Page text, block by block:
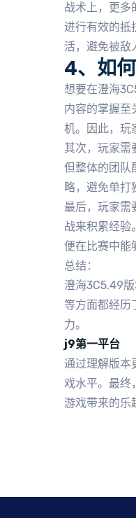
战术上，更多
进行有效的抵
活，避免被敌
4、如
想要在澄海
内容的掌握至
机。因此，玩
其次，玩家需
但整体的团队
略，避免单打
最后，玩家需
战来积累经验
便在比赛中能
总结：
澄海3C5.49
等方面都经历
力。
j9第一平台
通过理解版本
戏水平。最终
游戏带来的乐